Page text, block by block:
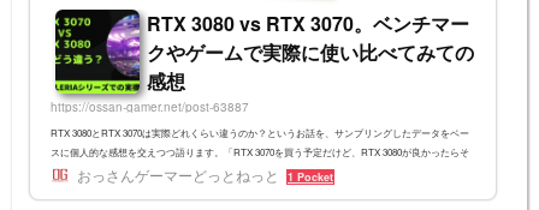
RTX 3080 vs RTX 3070。ベンチマー
クやゲームで実際に使い比べてみての
感想
https://ossan-gamer.net/post-63887
RTX 3080とRTX 3070は実際どれくらい違うのか？というお話を、サンプリングしたデータをベー
スに個人的な感想を交えつつ語ります。「RTX 3070を買う予定だけど、RTX 3080が良かったらそ
っちにしようかな」といった方にちょっと見て行って欲しい。※2021/12/9 後継機種の紹介を追加R
おっさんゲーマーどっとねっと 1 Pocket